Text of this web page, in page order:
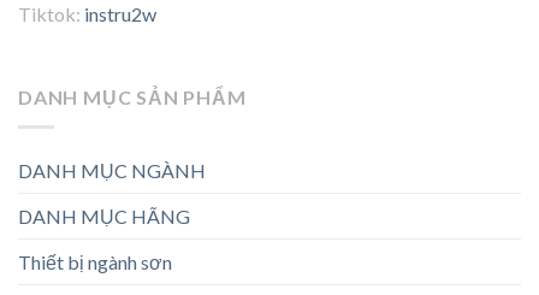
Tiktok: instru2w
DANH MỤC SẢN PHẨM
DANH MỤC NGÀNH
DANH MỤC HÃNG
Thiết bị ngành sơn